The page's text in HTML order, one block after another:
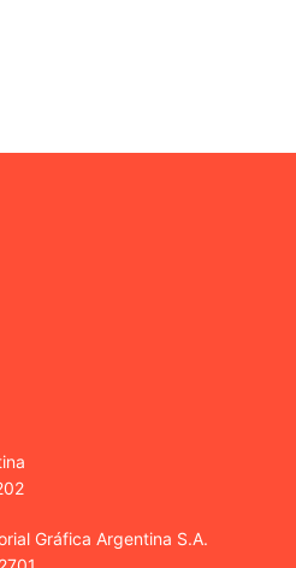
Gráfica Argentina S.A.